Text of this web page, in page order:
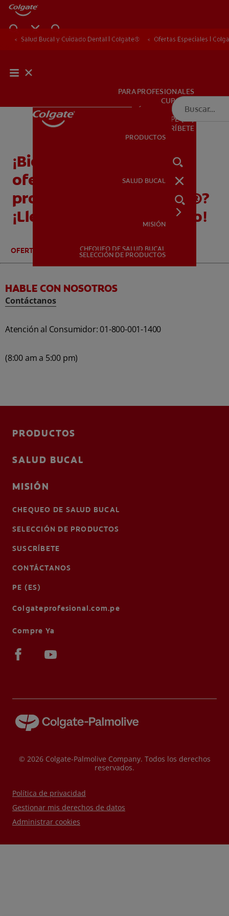
PRODUCTOS
SALUD BUCAL
PARA PROFESIONALES
CUPONES
DÓNDE COMPRAR
PE (ES)
SUSCRÍBETE
PRODUCTOS
SALUD BUCAL
MISIÓN
CHEQUEO DE SALUD BUCAL
SELECCIÓN DE PRODUCTOS
Salud Bucal y Cuidado Dental | Colgate® Ofertas Especiales |
¡Bienvenido! ¿Buscas
ofertas especiales y
promociones de Colgate®?
¡Llegaste al lugar indicado!
OFERTAS ESPECIALES
HABLE CON NOSOTROS
Contáctanos
Atención al Consumidor: 01-800-001-1400
(8:00 am a 5:00 pm)
PRODUCTOS
SALUD BUCAL
MISIÓN
CHEQUEO DE SALUD BUCAL
SELECCIÓN DE PRODUCTOS
SUSCRÍBETE
CONTÁCTANOS
PE (ES)
Colgateprofesional.com.pe
Compre Ya
© 2026 Colgate-Palmolive Company. Todos los derechos
reservados.
Política de privacidad
Gestionar mis derechos de datos
Administrar cookies